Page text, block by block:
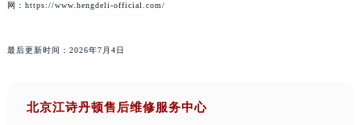
网：https://www.hengdeli-official.com/
最后更新时间：2026年7月4日
北京江诗丹顿售后维修服务中心